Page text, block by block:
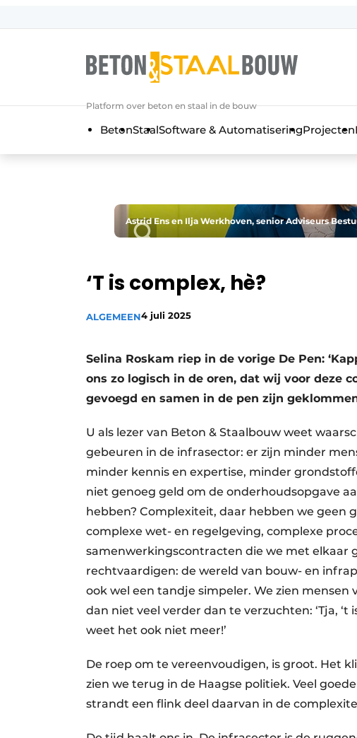
Algemene voorwaarden
Beton & Staalbouw | Ontdek hét vakblad
Evenement aanmelden
Meest gelezen
Podcasts
Privacy / Cookie statement
Video’s
Platform over beton en staal in de bouw
BetonStaalSoftware & AutomatiseringProjecten
Astrid Ens en Ilja Werkhoven, senior Adviseurs
‘T is complex, hè?
ALGEMEEN4 juli 2025
Selina Roskam riep in de vorige De Pen:
ons zo logisch in de oren, dat wij voor deze
gevoegd en samen in de pen zijn
U als lezer van Beton & Staalbouw weet
gebeuren in de infrasector: er zijn minder
minder kennis en expertise, minder
niet genoeg geld om de onderhoudsopgave
hebben? Complexiteit, daar hebben we geen
complexe wet- en regelgeving, complexe
samenwerkingscontracten die we met elkaar
rechtvaardigen: de wereld van bouw- en
ook wel een tandje simpeler. We zien
dan niet veel verder dan te verzuchten: ‘Tja, ‘t
weet het ook niet meer!’
De roep om te vereenvoudigen, is groot. Het
zien we terug in de Haagse politiek. Veel
strandt een flink deel daarvan in de